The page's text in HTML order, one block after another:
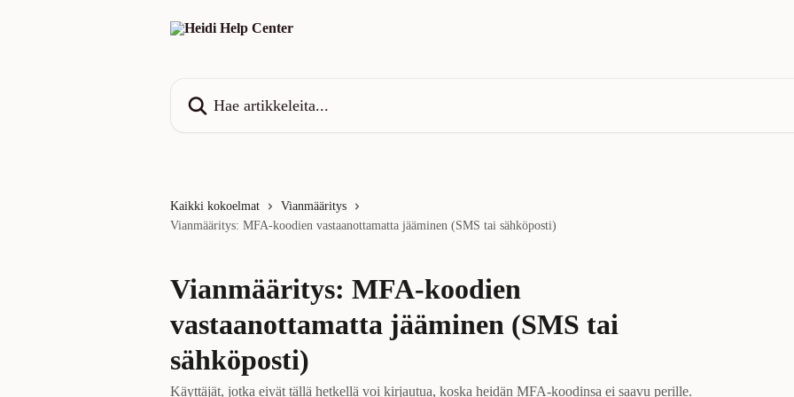
Kaikki kokoelmat
Vianmääritys
Vianmääritys: MFA-koodien vastaanottamatta jääminen (SMS tai sähköposti)
Vianmääritys: MFA-koodien
vastaanottamatta jääminen (SMS tai
sähköposti)
Käyttäjät, jotka eivät tällä hetkellä voi kirjautua, koska heidän MFA-koodinsa ei saavu perille.